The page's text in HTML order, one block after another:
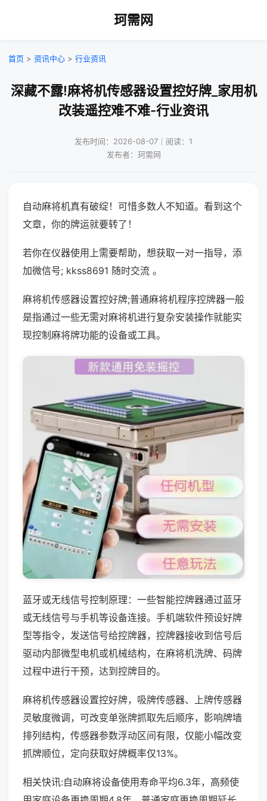
珂需网
首页 > 资讯中心 > 行业资讯
深藏不露!麻将机传感器设置控好牌_家用机
改装遥控难不难-行业资讯
发布时间：2026-08-07｜阅读：1
发布者：珂需网
自动麻将机真有破绽！可惜多数人不知道。看到这个
文章，你的牌运就要转了！
若你在仪器使用上需要帮助，想获取一对一指导，添
加微信号; kkss8691 随时交流 。
麻将机传感器设置控好牌;普通麻将机程序控牌器一般
是指通过一些无需对麻将机进行复杂安装操作就能实
现控制麻将牌功能的设备或工具。
蓝牙或无线信号控制原理：一些智能控牌器通过蓝牙
或无线信号与手机等设备连接。手机端软件预设好牌
型等指令，发送信号给控牌器，控牌器接收到信号后
驱动内部微型电机或机械结构，在麻将机洗牌、码牌
过程中进行干预，达到控牌目的。
麻将机传感器设置控好牌，吸牌传感器、上牌传感器
灵敏度微调，可改变单张牌抓取先后顺序，影响牌墙
排列结构，传感器参数浮动区间有限，仅能小幅改变
抓牌顺位，定向获取好牌概率仅13%。
相关快讯:自动麻将设备使用寿命平均6.3年，高频使